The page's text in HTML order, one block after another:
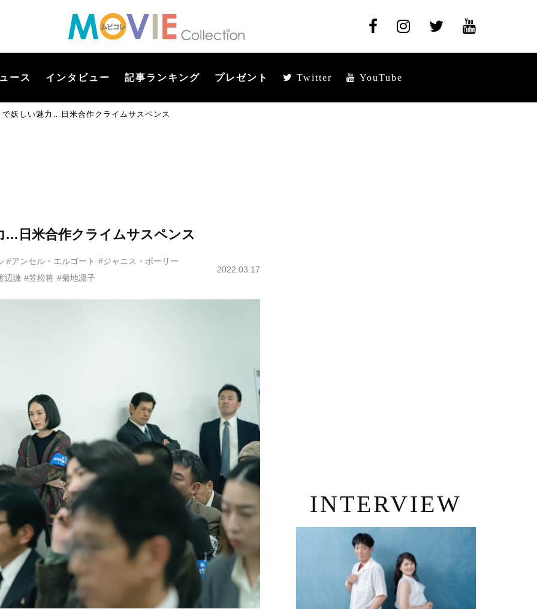
ース インタビュー 記事ランキング プレゼント Twitter YouTube
妖しい魅力…日米合作クライムサスペンス
…日米合作クライムサスペンス
#アンセル・エルゴート #ジャニス・ポーリー
辺謙 #笠松将 #菊地凛子
2022.03.17
INTERVIEW